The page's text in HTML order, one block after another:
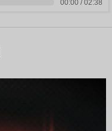
00:00 / 02:38